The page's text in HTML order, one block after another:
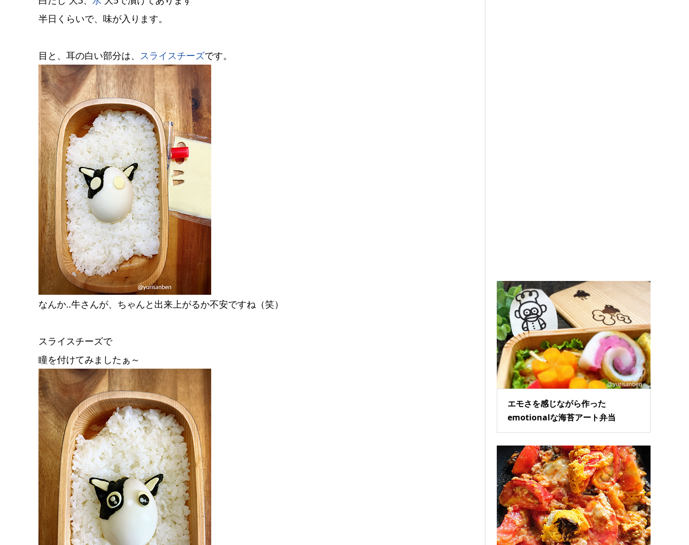
半日くらいで、味が入ります。
目と、耳の白い部分は、 スライスチーズです。
なんか‥牛さんが、ちゃんと出来上がるか不安ですね（笑）
スライスチーズで
瞳を付けてみましたぁ～
エモさを感じながら作った
emotionalな海苔アート弁当